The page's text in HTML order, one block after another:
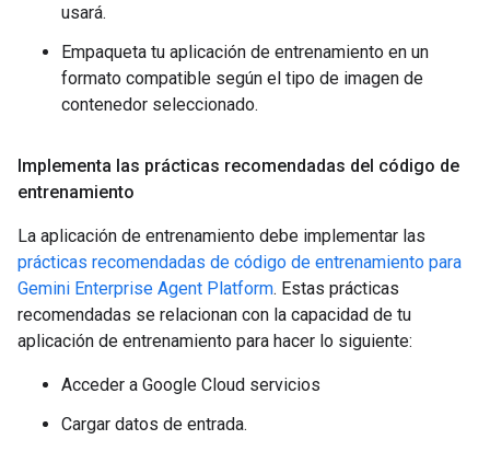
usará.
Empaqueta tu aplicación de entrenamiento en un
formato compatible según el tipo de imagen de
contenedor seleccionado.
Implementa las prácticas recomendadas del código de
entrenamiento
La aplicación de entrenamiento debe implementar las
prácticas recomendadas de código de entrenamiento para
Gemini Enterprise Agent Platform. Estas prácticas
recomendadas se relacionan con la capacidad de tu
aplicación de entrenamiento para hacer lo siguiente:
Acceder a Google Cloud servicios
Cargar datos de entrada.